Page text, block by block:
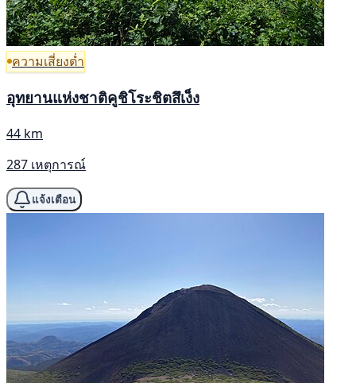
ความเสี่ยงต่ำ
อุทยานแห่งชาติคูชิโระชิตสึเง็ง
44 km
287 เหตุการณ์
แจ้งเตือน